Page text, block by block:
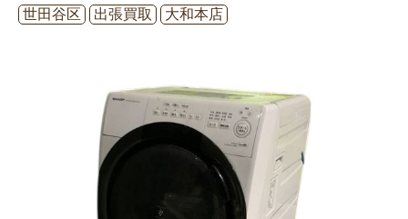
世田谷区
出張買取 大和本店